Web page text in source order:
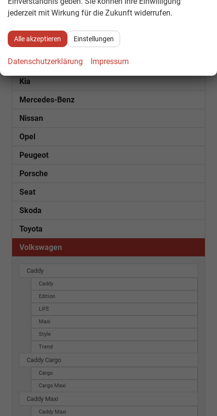
Ford
Hyundai
Jeep
Kia
Mercedes-Benz
Nissan
Opel
Peugeot
Porsche
Seat
Skoda
Toyota
Volkswagen
Caddy
Caddy
Edition
LIFE
Maxi
Style
Trend
Caddy Cargo
Cargo
Cargo Maxi
Caddy Maxi
Caddy Maxi
jederzeit mit Wirkung für die Zukunft widerrufen.
Alle akzeptieren Einstellungen
Datenschutzerklärung Impressum